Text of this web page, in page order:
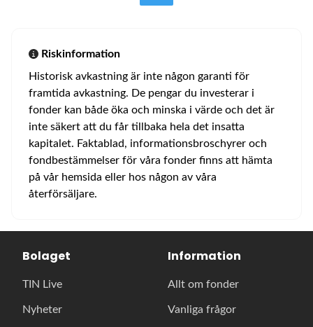
Riskinformation
Historisk avkastning är inte någon garanti för
framtida avkastning. De pengar du investerar i
fonder kan både öka och minska i värde och det är
inte säkert att du får tillbaka hela det insatta
kapitalet. Faktablad, informationsbroschyrer och
fondbestämmelser för våra fonder finns att hämta
på vår hemsida eller hos någon av våra
återförsäljare.
Bolaget
TIN Live
Nyheter
Information
Allt om fonder
Vanliga frågor